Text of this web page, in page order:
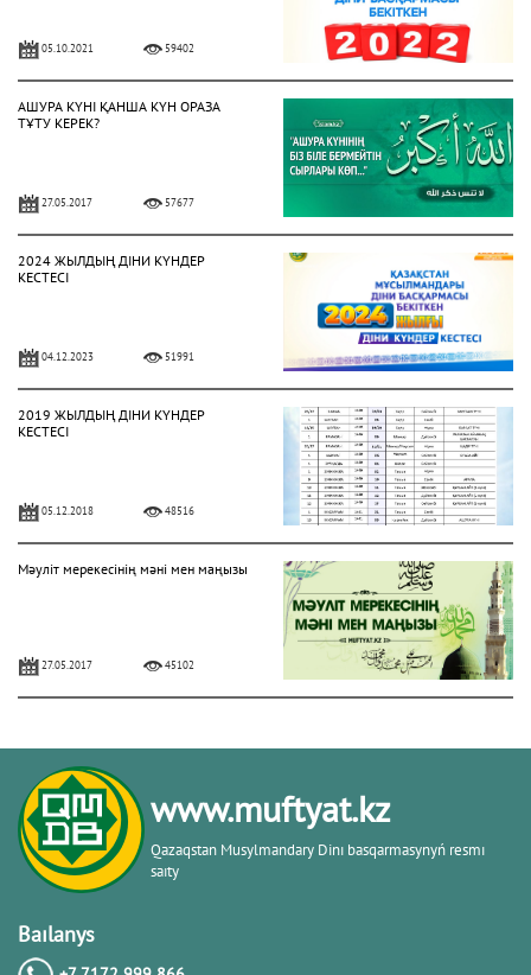
05.10.2021 59402
АШУРА КҮНІ ҚАНША КҮН ОРАЗА
ТҰТУ КЕРЕК?
27.05.2017 57677
2024 ЖЫЛДЫҢ ДІНИ КҮНДЕР
КЕСТЕСІ
04.12.2023 51991
2019 ЖЫЛДЫҢ ДІНИ КҮНДЕР
КЕСТЕСІ
05.12.2018 48516
Мәуліт мерекесінің мәні мен маңызы
27.05.2017 45102
www.muftyat.kz
Qazaqstan Musylmandary Dіnı basqarmasynyń resmı
saıty
Baılanys